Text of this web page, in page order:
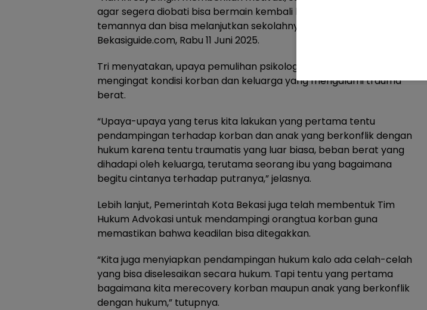
agar segera diobati bisa bermain kembali bersama teman-
temannya dan bisa melanjutkan sekolahnya,” kata Tri dikutip
Bekasiguide.com, Rabu 11 Juni 2025.
Tri menyatakan, upaya pemulihan psikologis akan terus dilakukan
mengingat kondisi korban dan keluarga yang mengalami trauma
berat.
“Upaya-upaya yang terus kita lakukan yang pertama tentu
pendampingan terhadap korban dan anak yang berkonflik dengan
hukum karena tentu traumatis yang luar biasa, beban berat yang
dihadapi oleh keluarga, terutama seorang ibu yang bagaimana
begitu cintanya terhadap putranya,” jelasnya.
Lebih lanjut, Pemerintah Kota Bekasi juga telah membentuk Tim
Hukum Advokasi untuk mendampingi orangtua korban guna
memastikan bahwa keadilan bisa ditegakkan.
“Kita juga menyiapkan pendampingan hukum kalo ada celah-celah
yang bisa diselesaikan secara hukum. Tapi tentu yang pertama
bagaimana kita merecovery korban maupun anak yang berkonflik
dengan hukum,” tutupnya.